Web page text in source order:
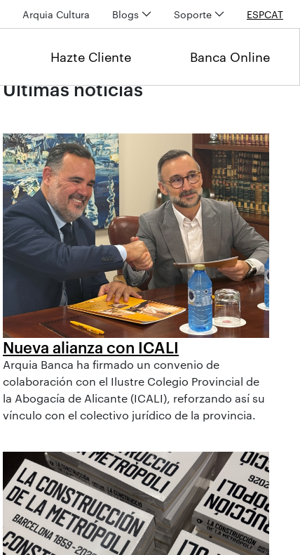
Arquia Cultura Blogs Soporte ESPCAT
Hazte Cliente Banca Online
Últimas noticias
Nueva alianza con ICALI
Arquia Banca ha firmado un convenio de
colaboración con el Ilustre Colegio Provincial de
la Abogacía de Alicante (ICALI), reforzando así su
vínculo con el colectivo jurídico de la provincia.